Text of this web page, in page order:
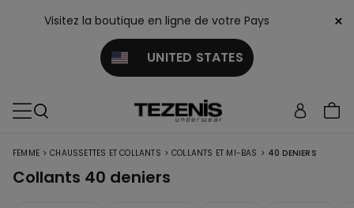
Visitez la boutique en ligne de votre Pays
UNITED STATES
×
FEMME > CHAUSSETTES ET COLLANTS > COLLANTS ET MI-BAS > 40 DENIERS
Collants 40 deniers